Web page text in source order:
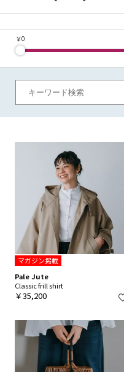
￥0
マガジン掲載
Pale Jute
Classic frill shirt
￥35,200